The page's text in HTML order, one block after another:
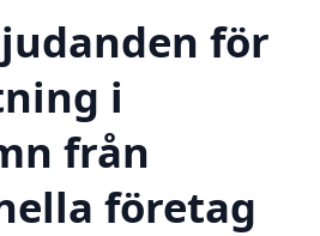
för
i
från
företag